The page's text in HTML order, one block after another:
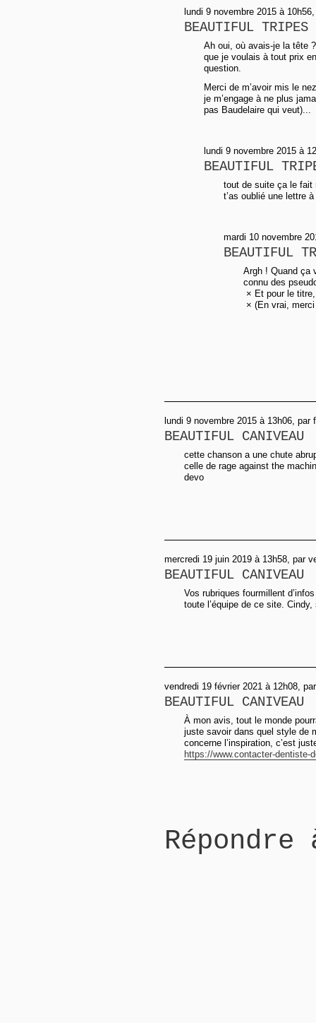
lundi 9 novembre 2015 à
BEAUTIFUL TRIPES
Ah oui, où avais-je la tête
que je voulais à tout prix
question.
Merci de m’avoir mis le
je m’engage à ne plus
pas Baudelaire qui veut)...
lundi 9 novembre 2015 à
BEAUTIFUL
tout de suite ça le fait
t’as oublié une lettre
mardi 10 novembre
BEAUTIFUL
Argh ! Quand ça
connu des
× Et pour le
× (En vrai, merci
lundi 9 novembre 2015 à 13h06, par
BEAUTIFUL CANIVEAU
cette chanson a une chute
celle de rage against the
devo
mercredi 19 juin 2019 à 13h58, par
BEAUTIFUL CANIVEAU
Vos rubriques fourmillent
toute l’équipe de ce site.
vendredi 19 février 2021 à 12h08,
BEAUTIFUL CANIVEAU
À mon avis, tout le monde
juste savoir dans quel style de
concerne l’inspiration, c’est
https://www.contacter-dentiste-